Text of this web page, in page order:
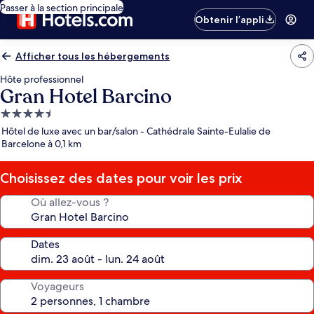
Passer à la section principale
Obtenir l’appli
Afficher tous les hébergements
Hôte professionnel
Gran Hotel Barcino
Hébergement
4.5 étoiles
Hôtel de luxe avec un bar/salon - Cathédrale Sainte-Eulalie de
Barcelone à 0,1 km
Choisissez des dates pour voir les prix
Où allez-vous ?
Dates
Voyageurs